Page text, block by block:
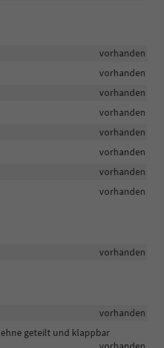
vorhanden
vorhanden
vorhanden
vorhanden
vorhanden
vorhanden
vorhanden
vorhanden
vorhanden
vorhanden
geteilt und klappbar